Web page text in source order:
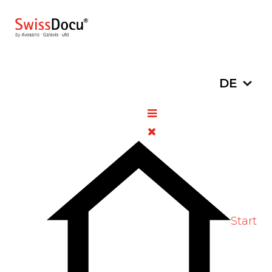
DE
Start
Coronavirus: Isolation und
Allgemeine
Informationen
Bitte bewerten